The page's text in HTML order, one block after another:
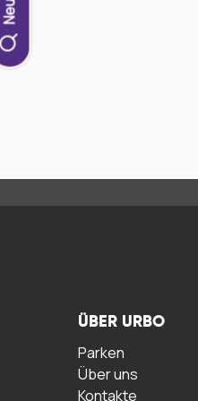
ÜBER URBO
Parken
Über uns
Kontakte